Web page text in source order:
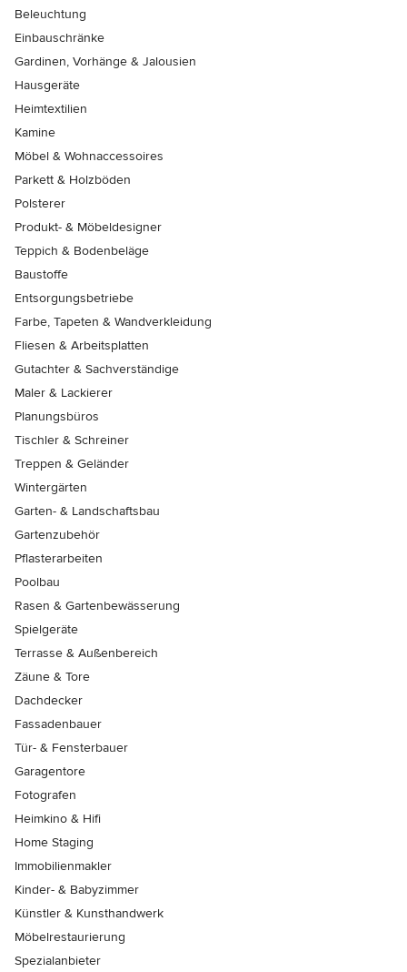
Beleuchtung
Einbauschränke
Gardinen, Vorhänge & Jalousien
Hausgeräte
Heimtextilien
Kamine
Möbel & Wohnaccessoires
Parkett & Holzböden
Polsterer
Produkt- & Möbeldesigner
Teppich & Bodenbeläge
Baustoffe
Entsorgungsbetriebe
Farbe, Tapeten & Wandverkleidung
Fliesen & Arbeitsplatten
Gutachter & Sachverständige
Maler & Lackierer
Planungsbüros
Tischler & Schreiner
Treppen & Geländer
Wintergärten
Garten- & Landschaftsbau
Gartenzubehör
Pflasterarbeiten
Poolbau
Rasen & Gartenbewässerung
Spielgeräte
Terrasse & Außenbereich
Zäune & Tore
Dachdecker
Fassadenbauer
Tür- & Fensterbauer
Garagentore
Fotografen
Heimkino & Hifi
Home Staging
Immobilienmakler
Kinder- & Babyzimmer
Künstler & Kunsthandwerk
Möbelrestaurierung
Spezialanbieter